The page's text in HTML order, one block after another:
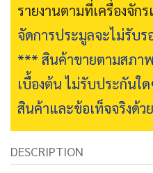
รายงานตามที่เครื่องจัก
จัดการประมูลจะไม่รับร
*** สินค้าขายตามสภา
เบื้องต้น ไม่รับประกันใ
สินค้าและข้อเท็จจริงด้ว
DESCRIPTION